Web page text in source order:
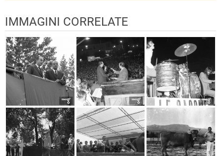
IMMAGINI CORRELATE